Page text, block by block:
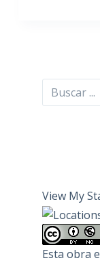
Buscar
View My
Esta obra